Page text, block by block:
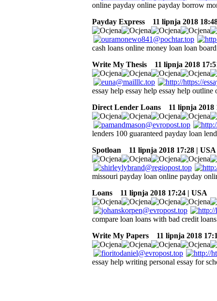
online payday online payday borrow
Payday Express
11 lipnja 2018
cash loans online money loan loan
Write My Thesis
11 lipnja 2018
essay help essay help essay help
Direct Lender Loans
11 lipnja 2018
lenders 100 guaranteed payday loan
Spotloan
11 lipnja 2018 17:28 | USA
missouri payday loan online payday
Loans
11 lipnja 2018 17:24 | USA
compare loan loans with bad credit
Write My Papers
11 lipnja 2018
essay help writing personal essay for